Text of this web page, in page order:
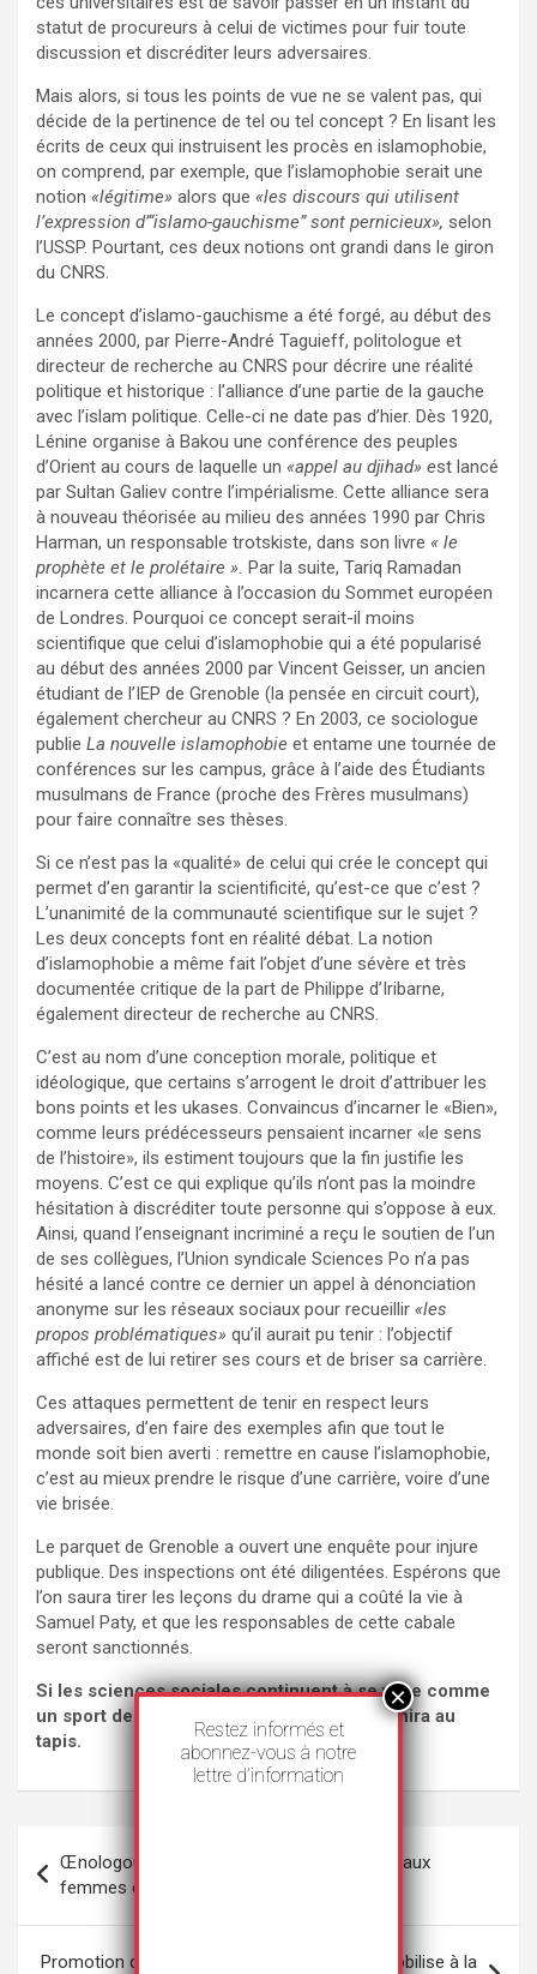
statut de procureurs à celui de victimes pour fuir toute
discussion et discréditer leurs adversaires.
Mais alors, si tous les points de vue ne se valent pas, qui
décide de la pertinence de tel ou tel concept ? En lisant les
écrits de ceux qui instruisent les procès en islamophobie,
on comprend, par exemple, que l’islamophobie serait une
notion «légitime» alors que «les discours qui utilisent
l’expression d’“islamo-gauchisme” sont pernicieux», selon
l’USSP. Pourtant, ces deux notions ont grandi dans le giron
du CNRS.
Le concept d’islamo-gauchisme a été forgé, au début des
années 2000, par Pierre-André Taguieff, politologue et
directeur de recherche au CNRS pour décrire une réalité
politique et historique : l’alliance d’une partie de la gauche
avec l’islam politique. Celle-ci ne date pas d’hier. Dès 1920,
Lénine organise à Bakou une conférence des peuples
d’Orient au cours de laquelle un «appel au djihad» est lancé
par Sultan Galiev contre l’impérialisme. Cette alliance sera
à nouveau théorisée au milieu des années 1990 par Chris
Harman, un responsable trotskiste, dans son livre « le
prophète et le prolétaire ». Par la suite, Tariq Ramadan
incarnera cette alliance à l’occasion du Sommet européen
de Londres. Pourquoi ce concept serait-il moins
scientifique que celui d’islamophobie qui a été popularisé
au début des années 2000 par Vincent Geisser, un ancien
étudiant de l’IEP de Grenoble (la pensée en circuit court),
également chercheur au CNRS ? En 2003, ce sociologue
publie La nouvelle islamophobie et entame une tournée de
conférences sur les campus, grâce à l’aide des Étudiants
musulmans de France (proche des Frères musulmans)
pour faire connaître ses thèses.
Si ce n’est pas la «qualité» de celui qui crée le concept qui
permet d’en garantir la scientificité, qu’est-ce que c’est ?
L’unanimité de la communauté scientifique sur le sujet ?
Les deux concepts font en réalité débat. La notion
d’islamophobie a même fait l’objet d’une sévère et très
documentée critique de la part de Philippe d’Iribarne,
également directeur de recherche au CNRS.
C’est au nom d’une conception morale, politique et
idéologique, que certains s’arrogent le droit d’attribuer les
bons points et les ukases. Convaincus d’incarner le «Bien»,
comme leurs prédécesseurs pensaient incarner «le sens
de l’histoire», ils estiment toujours que la fin justifie les
moyens. C’est ce qui explique qu’ils n’ont pas la moindre
hésitation à discréditer toute personne qui s’oppose à eux.
Ainsi, quand l’enseignant incriminé a reçu le soutien de l’un
de ses collègues, l’Union syndicale Sciences Po n’a pas
hésité a lancé contre ce dernier un appel à dénonciation
anonyme sur les réseaux sociaux pour recueillir «les
propos problématiques» qu’il aurait pu tenir : l’objectif
affiché est de lui retirer ses cours et de briser sa carrière.
Ces attaques permettent de tenir en respect leurs
adversaires, d’en faire des exemples afin que tout le
monde soit bien averti : remettre en cause l’islamophobie,
c’est au mieux prendre le risque d’une carrière, voire d’une
vie brisée.
Le parquet de Grenoble a ouvert une enquête pour injure
publique. Des inspections ont été diligentées. Espérons que
l’on saura tirer les leçons du drame qui a coûté la vie à
Samuel Paty, et que les responsables de cette cabale
seront sanctionnés.
Si les sciences sociales continuent à se vivre comme
un sport de combat, c’est l’Université qui finira au
tapis.
de
l’article
Œnologouine : des dégustations réservées aux
femmes et aux personnes queer
Promotion de l’IEP de Strasbourg : l’UNI se mobilise à la
Restez informés et
abonnez-vous à notre
lettre d’information